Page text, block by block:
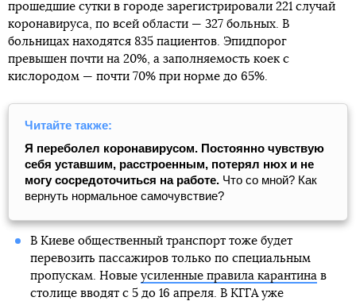
прошедшие сутки в городе зарегистрировали 221 случай
коронавируса, по всей области — 327 больных. В
больницах находятся 835 пациентов. Эпидпорог
превышен почти на 20%, а заполняемость коек с
кислородом — почти 70% при норме до 65%.
Читайте также:
Я переболел коронавирусом. Постоянно чувствую
себя уставшим, расстроенным, потерял нюх и не
могу сосредоточиться на работе. Что со мной? Как
вернуть нормальное самочувствие?
В Киеве общественный транспорт тоже будет
перевозить пассажиров только по специальным
пропускам. Новые усиленные правила карантинав
столице вводят с 5 до 16 апреля. В КГГА уже